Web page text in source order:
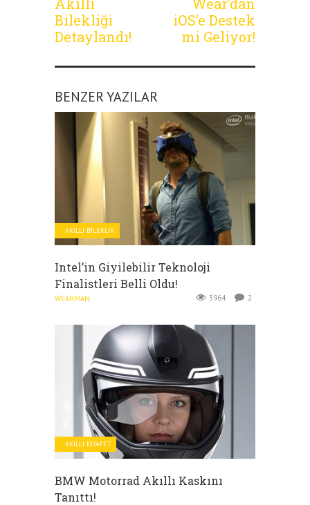
Bilekliği
Detaylandı!
iOS’e Destek
mi Geliyor!
BENZER YAZILAR
AKILLI BILEKLIK
Intel’in Giyilebilir Teknoloji
Finalistleri Belli Oldu!
WEARMAN 3964 2
AKILLI KIYAFET
BMW Motorrad Akıllı Kaskını
Tanıttı!